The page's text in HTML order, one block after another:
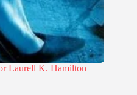
Laurell K. Hamilton